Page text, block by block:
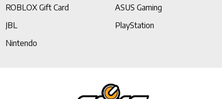
ROBLOX Gift Card
ASUS Gaming
JBL
PlayStation
Nintendo